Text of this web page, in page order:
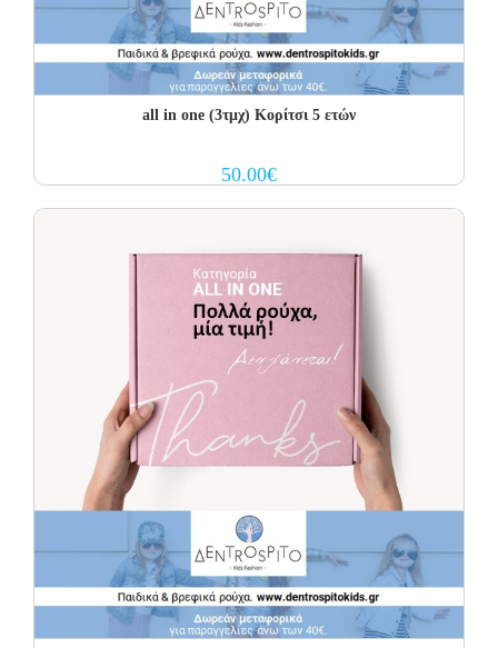
all in one (3τμχ) Κορίτσι 5 ετών
50.00€